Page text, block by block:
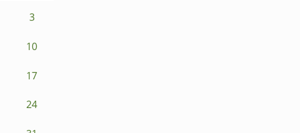
3
10
17
24